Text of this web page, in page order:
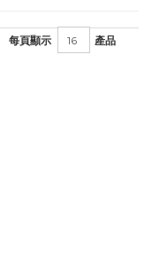
每頁顯示 產品